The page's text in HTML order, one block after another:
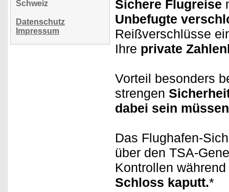
Schweiz
Datenschutz
Impressum
Sichere Flugreise
Unbefugte
Reißverschlüsse
Ihre private
Vorteil besonders
strengen
dabei sein
Das Flughafen-
über den TSA-
Kontrollen
Schloss kaputt.*